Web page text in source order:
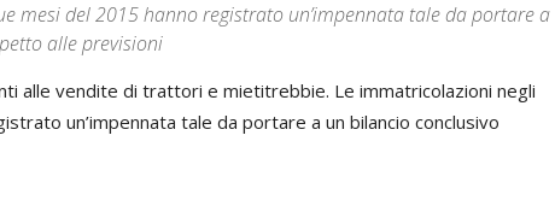
mesi del 2015 hanno registrato un’impennata tale da portare a
alle previsioni
alle vendite di trattori e mietitrebbie. Le immatricolazioni negli
un’impennata tale da portare a un bilancio conclusivo